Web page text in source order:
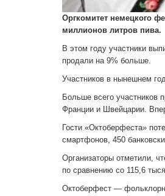
Оргкомитет немецкого
миллионов литров пива.
В этом году участники
продали на 9% больше.
Участников в нынешнем
Больше всего участников
Франции и Швейцарии.
Гости «Октоберфеста»
смартфонов, 450
Организаторы отметили,
по сравнению со 115,6
Октоберфест —